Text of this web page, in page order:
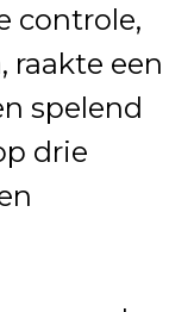
controle,
raakte een
spelend
drie